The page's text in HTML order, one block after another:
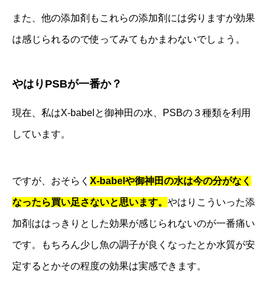
また、他の添加剤もこれらの添加剤には劣りますが効果
は感じられるので使ってみてもかまわないでしょう。
やはりPSBが一番か？
現在、私はX-babelと御神田の水、PSBの３種類を利用
しています。
ですが、おそらく X-babelや御神田の水は今の分がなく
なったら買い足さないと思います。 やはりこういった添
加剤ははっきりとした効果が感じられないのが一番痛い
です。もちろん少し魚の調子が良くなったとか水質が安
定するとかその程度の効果は実感できます。